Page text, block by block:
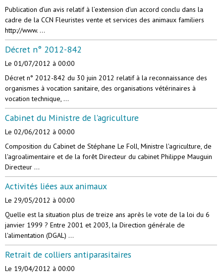
Publication d’un avis relatif à l’extension d’un accord conclu dans la
cadre de la CCN Fleuristes vente et services des animaux familiers
http://www. ...
Décret n° 2012-842
Le 01/07/2012 à 00:00
Décret n° 2012-842 du 30 juin 2012 relatif à la reconnaissance des
organismes à vocation sanitaire, des organisations vétérinaires à
vocation technique, ...
Cabinet du Ministre de l'agriculture
Le 02/06/2012 à 00:00
Composition du Cabinet de Stéphane Le Foll, Ministre l'agriculture, de
l'agroalimentaire et de la forêt Directeur du cabinet Philippe Mauguin
Directeur ...
Activités liées aux animaux
Le 29/05/2012 à 00:00
Quelle est la situation plus de treize ans après le vote de la loi du 6
janvier 1999 ? Entre 2001 et 2003, la Direction générale de
l'alimentation (DGAL) ...
Retrait de colliers antiparasitaires
Le 19/04/2012 à 00:00